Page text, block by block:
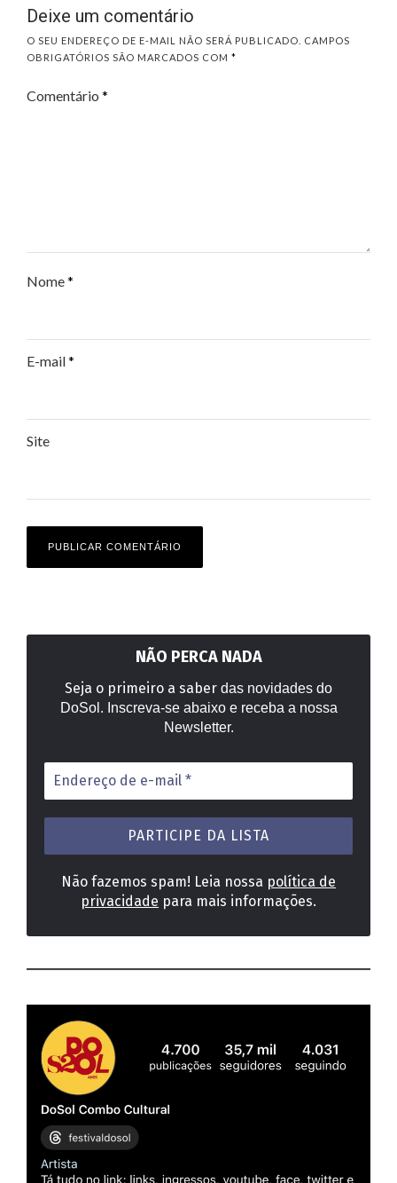
Deixe um comentário
O SEU ENDEREÇO DE E-MAIL NÃO SERÁ PUBLICADO.
CAMPOS
OBRIGATÓRIOS SÃO MARCADOS COM *
Comentário *
Nome*
E-mail*
Site
NÃO PERCA NADA
Seja o primeiro a saber das novidades do
DoSol. Inscreva-se abaixo e receba a nossa
Newsletter.
Endereço
de
e-
mail
Não fazemos spam! Leia nossa política de
privacidade para mais informações.